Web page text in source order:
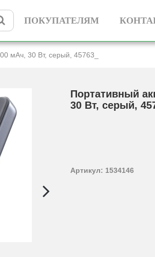
ПОКУПАТЕЛЯМ
мАч, 30 Вт, серый, 45763_
Портативный
30 Вт, серый,
Артикул: 1534146